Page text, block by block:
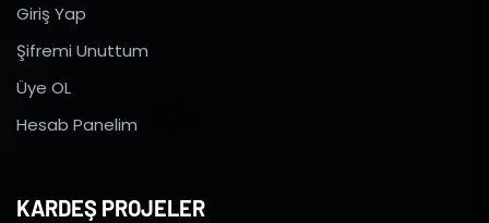
Giriş Yap
Şifremi Unuttum
Üye OL
Hesab Panelim
KARDEŞ PROJELER